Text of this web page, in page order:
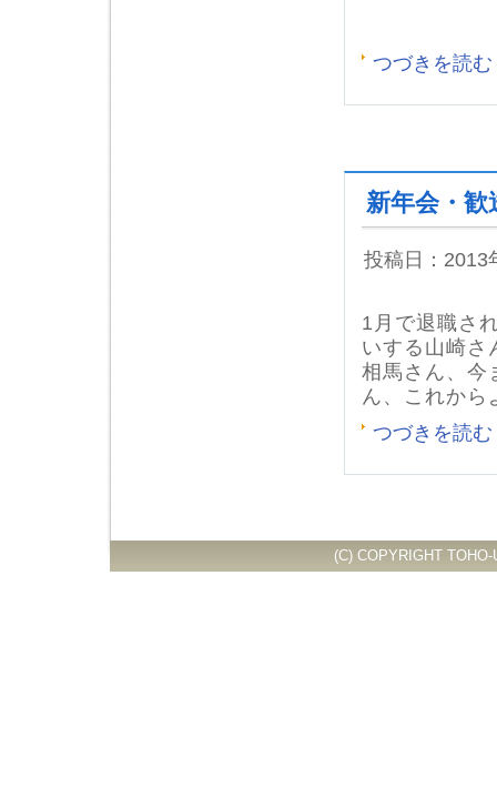
つづきを読む
新年会・歓
投稿日：2013
1月で退職さ
いする山崎さ
相馬さん、今
ん、これから
つづきを読む
(C) COPYRIGHT